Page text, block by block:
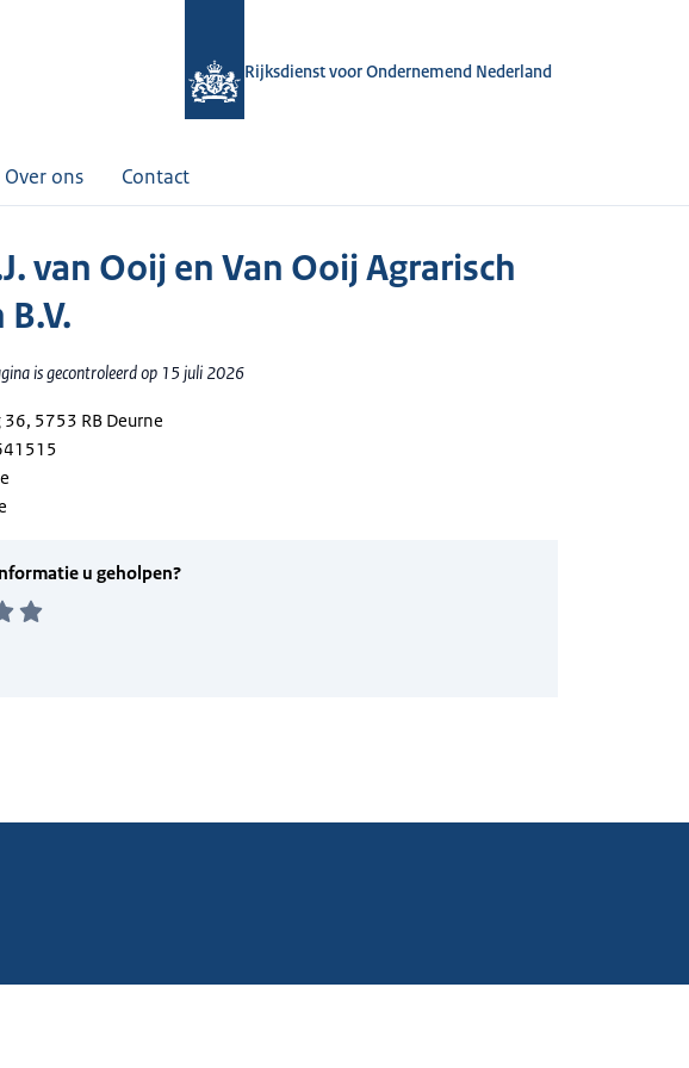
Rijksdienst voor Ondernemend Nederland
Over ons Contact
van Ooij en Van Ooij Agrarisch
is gecontroleerd op 15 juli 2026
5753 RB Deurne